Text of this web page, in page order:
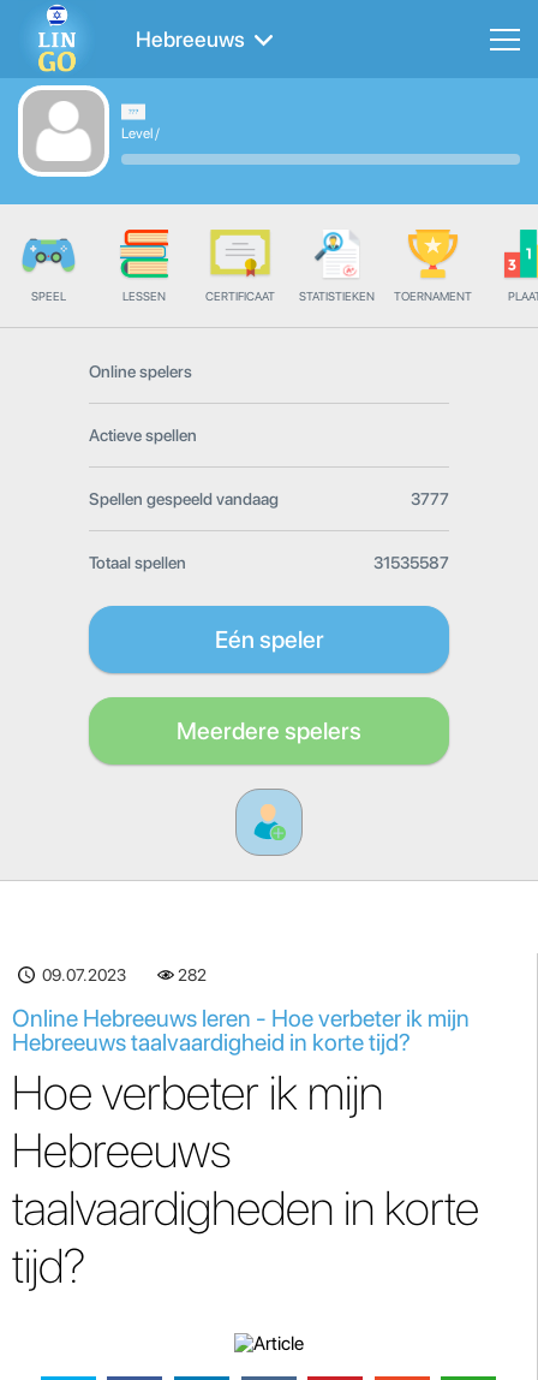
Hebreeuws
Level/
SPEEL LESSEN CERTIFICAAT STATISTIEKEN TOERNAMENT
Online spelers
Actieve spellen
Spellen gespeeld vandaag 3777
Totaal spellen 31535587
Eén speler
Meerdere spelers
09.07.2023 282
Online Hebreeuws leren - Hoe verbeter ik mijn
Hebreeuws taalvaardigheid in korte tijd?
Hoe verbeter ik mijn
Hebreeuws
taalvaardigheden in korte
tijd?